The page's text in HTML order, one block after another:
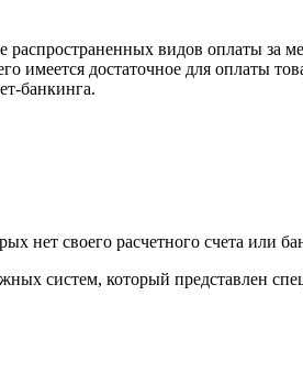
видов оплаты за
имеется достаточное для оплаты
банкинга.
своего расчетного счета или
систем, который представлен